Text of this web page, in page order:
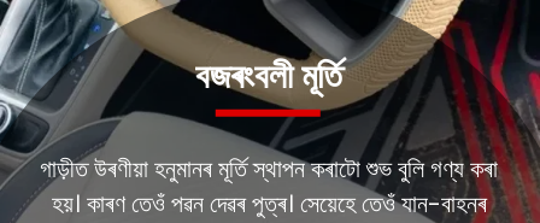
গাড়ীত উৰণীয়া হনুমানৰ মূৰ্তি স্থাপন কৰাটো শুভ বুলি গণ্য কৰা
হয়। কাৰণ তেওঁ পৱন দেৱৰ পুত্ৰ। সেয়েহে তেওঁ যান-বাহনৰ
বজৰংবলী মূৰ্তি